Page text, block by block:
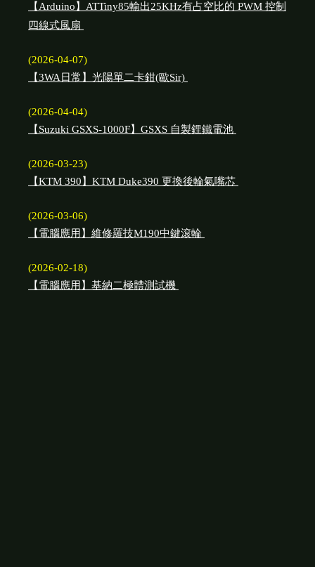
【Arduino】ATTiny85輸出25KHz有占空比的 PWM 控制
四線式風扇
(2026-04-07)
【3WA日常】光陽單二卡鉗(歐Sir)
(2026-04-04)
【Suzuki GSXS-1000F】GSXS 自製鋰鐵電池
(2026-03-23)
【KTM 390】KTM Duke390 更換後輪氣嘴芯
(2026-03-06)
【電腦應用】維修羅技M190中鍵滾輪
(2026-02-18)
【電腦應用】基納二極體測試機